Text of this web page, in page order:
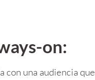
on:
con una audiencia que